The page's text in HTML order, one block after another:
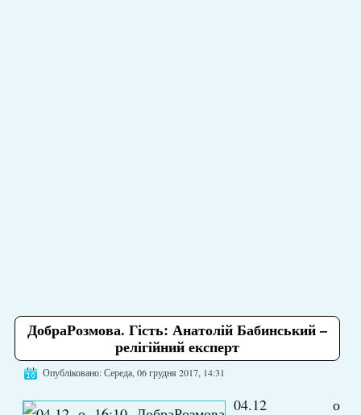
ДобраРозмова. Гість: Анатолій Бабинський –
релігійний експерт
Опубліковано: Середа, 06 грудня 2017, 14:31
04.12 о